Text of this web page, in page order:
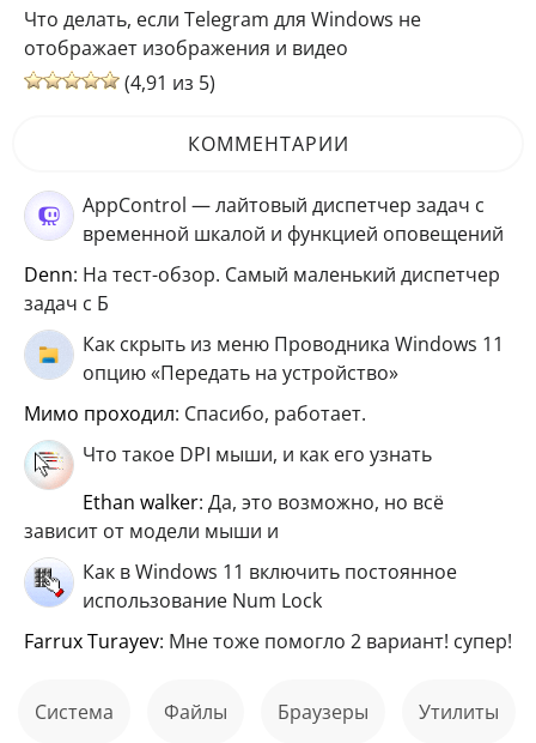
Что делать, если Telegram для Windows не
отображает изображения и видео
(4,91 из 5)
КОММЕНТАРИИ
AppControl — лайтовый диспетчер задач с
временной шкалой и функцией оповещений
Denn: На тест-обзор. Самый маленький диспетчер
задач с Б
Как скрыть из меню Проводника Windows 11
опцию «Передать на устройство»
мимо проходил: Спасибо, работает.
Что такое DPI мыши, и как его узнать
ethan walker: Да, это возможно, но всё
зависит от модели мыши и
Как в Windows 11 включить постоянное
использование Num Lock
Farrux Turayev: Мне тоже помогло 2 вариант! супер!
Система файлы Браузеры Утилиты